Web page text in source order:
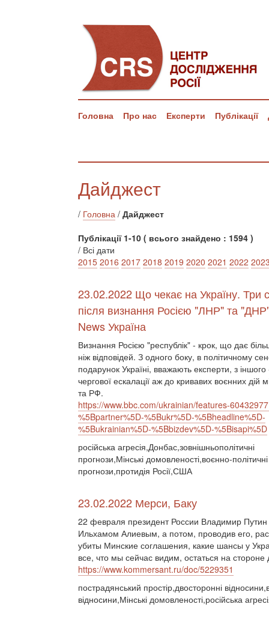
Головна Про нас Експерти Публікації
Дайджест
/ Головна / Дайджест
Публікації 1-10 ( всього знайдено : 1594 )
/ Всі дати
2015 2016 2017 2018 2019 2020 2021 2022
23.02.2022 Що чекає на Україну. Три
після визнання Росією "ЛНР" та
News Україна
Визнання Росією "республік" - крок, що дає
ніж відповідей. З одного боку, в політичному
подарунок Україні, вважають експерти, з іншого
чергової ескалації аж до кривавих воєнних дій
та РФ.
https://www.bbc.com/ukrainian/features-
%5Bpartner%5D-%5Bukr%5D-%5Bheadline%5D-
%5Bukrainian%5D-%5Bbizdev%5D-%5Bisapi%5D
російська агресія,Донбас,зовнішньополітичні
прогнози,Мінські домовленості,воєнно-політичні
прогнози,протидія Росії,США
23.02.2022 Мерси, Баку
22 февраля президент России Владимир
Ильхамом Алиевым, а потом, проводив его,
убиты Минские соглашения, какие шансы у
все, что мы сейчас видим, остаться на стороне
https://www.kommersant.ru/doc/5229351
пострадянський простір,двосторонні
відносини,Мінські домовленості,російська